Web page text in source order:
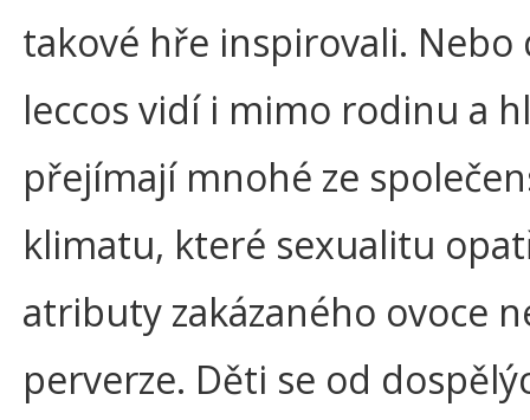
takové hře inspirovali. Nebo
leccos vidí i mimo rodinu a
přejímají mnohé ze
klimatu, které sexualitu
atributy zakázaného ovoce
perverze. Děti se od